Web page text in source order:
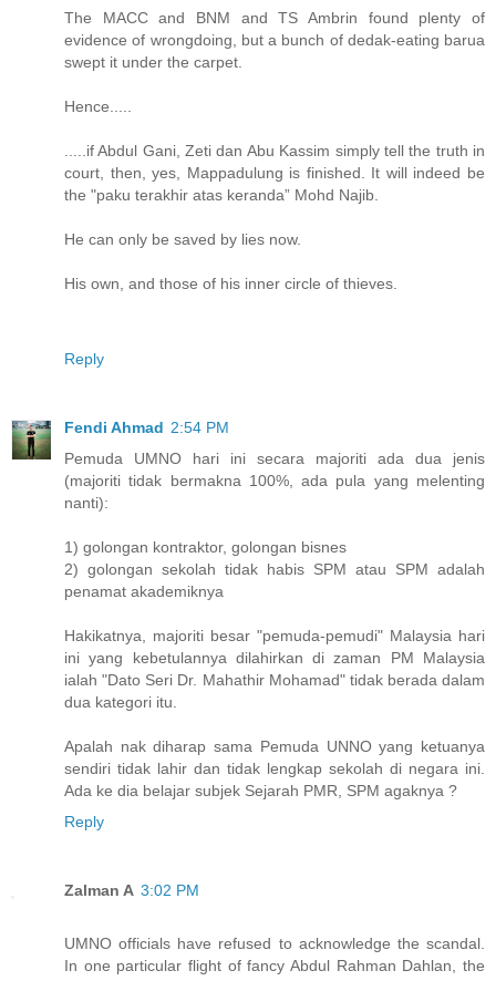
The MACC and BNM and TS Ambrin found plenty of
evidence of wrongdoing, but a bunch of dedak-eating barua
swept it under the carpet.
Hence.....
.....if Abdul Gani, Zeti dan Abu Kassim simply tell the truth in
court, then, yes, Mappadulung is finished. It will indeed be
the "paku terakhir atas keranda” Mohd Najib.
He can only be saved by lies now.
His own, and those of his inner circle of thieves.
Reply
Fendi Ahmad 2:54 PM
Pemuda UMNO hari ini secara majoriti ada dua jenis
(majoriti tidak bermakna 100%, ada pula yang melenting
nanti):
1) golongan kontraktor, golongan bisnes
2) golongan sekolah tidak habis SPM atau SPM adalah
penamat akademiknya
Hakikatnya, majoriti besar "pemuda-pemudi" Malaysia hari
ini yang kebetulannya dilahirkan di zaman PM Malaysia
ialah "Dato Seri Dr. Mahathir Mohamad" tidak berada dalam
dua kategori itu.
Apalah nak diharap sama Pemuda UNNO yang ketuanya
sendiri tidak lahir dan tidak lengkap sekolah di negara ini.
Ada ke dia belajar subjek Sejarah PMR, SPM agaknya ?
Reply
Zalman A 3:02 PM
UMNO officials have refused to acknowledge the scandal.
In one particular flight of fancy Abdul Rahman Dahlan, the